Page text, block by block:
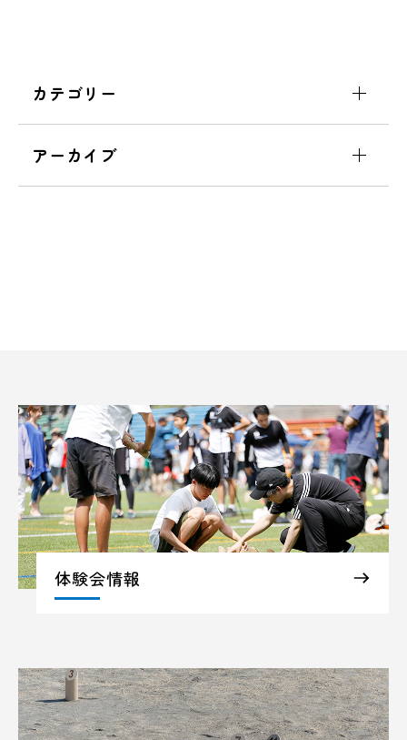
カテゴリー
アーカイブ
体験会情報